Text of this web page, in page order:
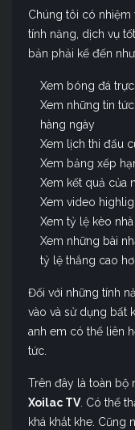
Chúng tôi có
tính năng, dịch vụ
bản phải kể đến
Xem bóng đá
Xem những tin
hàng ngày
Xem lịch thi đấu
Xem bảng xếp
Xem kết quả của
Xem video
Xem tỷ lệ kèo
Xem những bài
tỷ lệ thắng cao
Đối với những tính
vào và sử dụng bất
anh em có thể liên
tức.
Trên đây là toàn bộ
Xoilac TV. Có thể
khá khắt khe. Cũng